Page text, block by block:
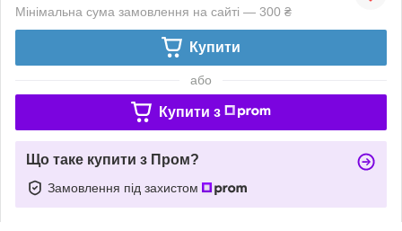
Мінімальна сума замовлення на сайті — 300 ₴
Купити
або
Купити з
Що таке купити з Пром?
Замовлення під захистом